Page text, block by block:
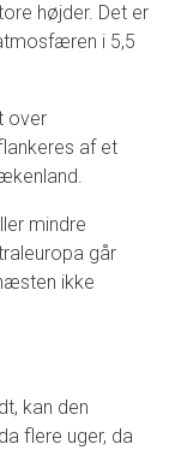
højder. Det er
i 5,5
over
af et
mindre
går
ikke
kan den
flere uger, da